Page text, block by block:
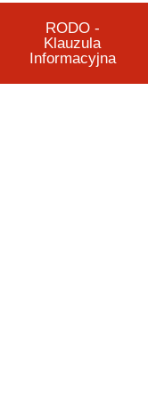
RODO -
Klauzula
Informacyjna